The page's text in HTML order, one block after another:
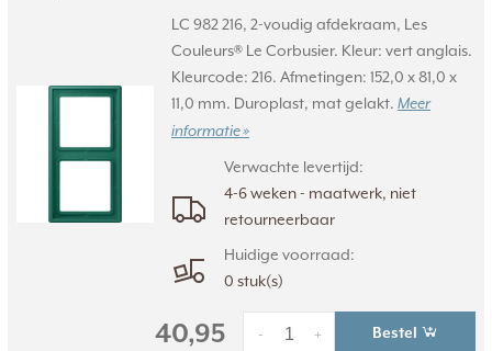
LC 982 216, 2-voudig afdekraam, Les
Couleurs® Le Corbusier. Kleur: vert anglais.
Kleurcode: 216. Afmetingen: 152,0 x 81,0 x
11,0 mm. Duroplast, mat gelakt. Meer
informatie »
Verwachte levertijd:
4-6 weken - maatwerk, niet
retourneerbaar
Huidige voorraad:
0 stuk(s)
40,95 +
- Bestel